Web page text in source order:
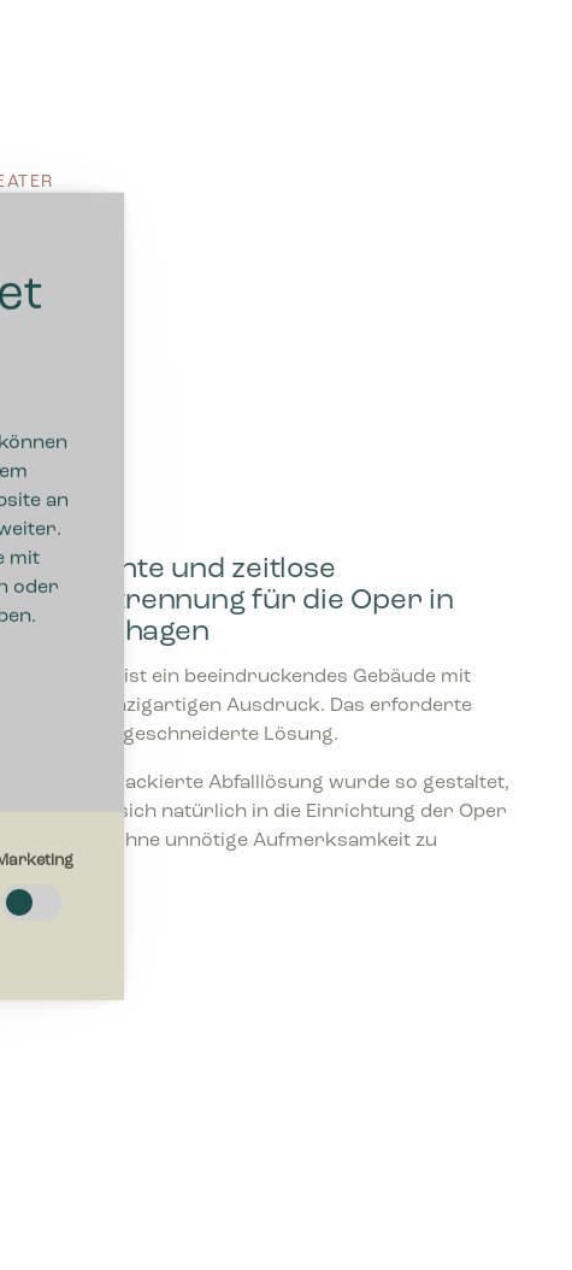
an
mit
oder
Schlichte und zeitlose
Abfalltrennung für die Oper in
Kopenhagen
Die Oper ist ein beeindruckendes Gebäude mit
einem einzigartigen Ausdruck. Das erforderte
eine maßgeschneiderte Lösung.
Die weiß lackierte Abfalllösung wurde so gestaltet,
dass sie sich natürlich in die Einrichtung der Oper
einfügt, ohne unnötige Aufmerksamkeit zu
erregen.